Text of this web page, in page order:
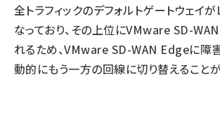
全トラフィックのデフォルトゲートウェイ
なっており、その上位にVMware SD-
れるため、VMware SD-WAN Edgeに障
動的にもう一方の回線に切り替えること